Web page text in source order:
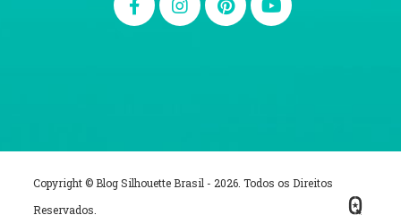
Copyright © Blog Silhouette Brasil - 2026. Todos os Direitos
Reservados.